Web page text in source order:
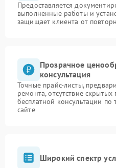
Предоставляется
выполненные работы и
защищает клиента от
Прозрачное
консультация
Точные прайс-листы,
ремонта, отсутствие
бесплатной консультации
сайте
Широкий спектр